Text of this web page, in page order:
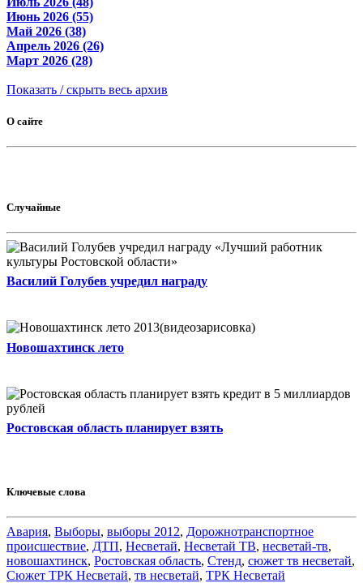
Июнь 2026 (55)
Май 2026 (38)
Апрель 2026 (26)
Март 2026 (28)
Показать / скрыть весь архив
О сайте
Случайные
Василий Голубев учредил награду
Новошахтинск лето
Ростовская область планирует взять
Ключевые слова
Авария, Выборы, выборы 2012, Дорожнотранспортное
происшествие, ДТП, Несветай, Несветай ТВ, несветай-тв,
новошахтинск, Ростовская область, Стенд, сюжет тв несветай,
Сюжет ТРК Несветай, тв несветай, ТРК Несветай